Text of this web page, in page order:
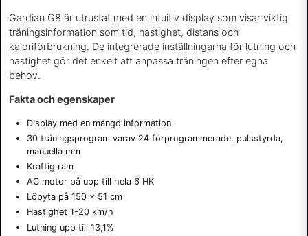
Gardian G8 är utrustat med en intuitiv display som visar viktig
träningsinformation som tid, hastighet, distans och
kaloriförbrukning. De integrerade inställningarna för lutning och
hastighet gör det enkelt att anpassa träningen efter egna
behov.
Fakta och egenskaper
Display med en mängd information
30 träningsprogram varav 24 förprogrammerade, pulsstyrda,
manuella mm
Kraftig ram
AC motor på upp till hela 6 HK
Löpyta på 150 x 51 cm
Hastighet 1-20 km/h
Lutning upp till 13,1%